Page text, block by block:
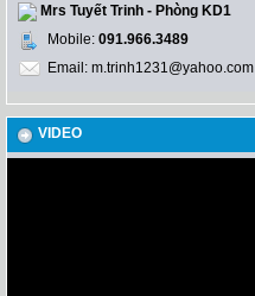
Mrs Tuyết Trinh - Phòng KD1
Mobile: 091.966.3489
Email: m.trinh1231@yahoo.com
VIDEO